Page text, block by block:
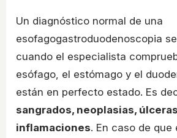
Un diagnóstico normal de una
esofagogastroduodenoscopia
cuando el especialista
esófago, el estómago y el
están en perfecto estado. Es
sangrados, neoplasias,
inflamaciones. En caso de que